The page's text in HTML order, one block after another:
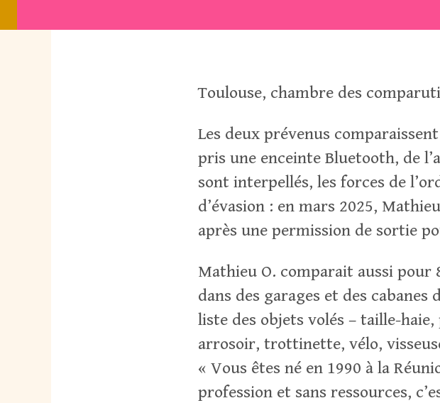
Toulouse, chambre des
Les deux prévenus
pris une enceinte Bluetooth, de
sont interpellés, les forces de
d’évasion : en mars 2025,
après une permission de sortie
Mathieu O. comparait aussi pour
dans des garages et des
liste des objets volés – taille-
arrosoir, trottinette, vélo,
« Vous êtes né en 1990 à la
profession et sans ressources,